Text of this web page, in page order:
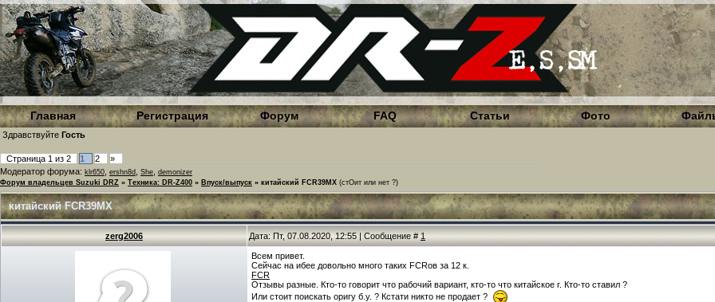
Главная Регистрация Форум FAQ Статьи Фото
Здравствуйте Гость
Страница 1 из 2 1 2
»
Модератор форума: klr650 ershn8d She demonizer
Форум владельцев Suzuki DRZ » Техника: DR-Z400 » Впуск/выпуск » китайский FCR39MX (стОит или нет ?)
китайский FCR39MX
zerg2006 Дата: Пт, 07.08.2020, 12:55 | Сообщение # 1
Всем привет.
Сейчас на ибее довольно много таких FCRов за 12 к.
FCR
Отзывы разные. Кто-то говорит что рабочий вариант, кто-то что китайское г. Кто-то ставил ?
Или стоит поискать оригу б.у. ? Кстати никто не продает ?